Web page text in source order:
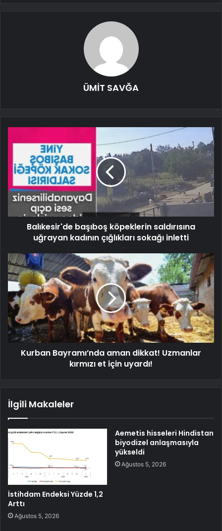
ÜMİT SAVĞA
Balıkesir'de başıboş köpeklerin saldırısına
uğrayan kadının çığlıkları sokağı inletti
Kurban Bayramı’nda aman dikkat! Uzmanlar
kırmızı et için uyardı!
İlgili Makaleler
İstihdam Endeksi Yüzde 1,2
Arttı
Ağustos 5, 2026
Aemetis hisseleri Hindistan
biyodizel anlaşmasıyla
yükseldi
Ağustos 5, 2026